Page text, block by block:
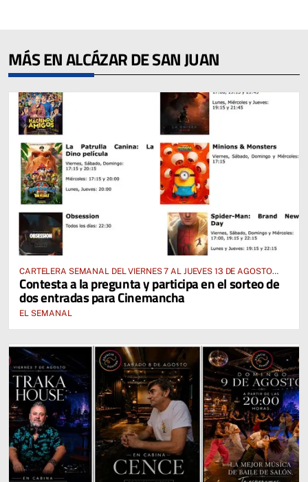
MÁS EN ALCÁZAR DE SAN JUAN
CARTELERA SEMANAL DEL VIERNES 7 AL JUEVES 13 DE AGOSTO
2026
Contesta a la pregunta y participa en el sorteo de
dos entradas para Cinemancha
EL SEMANAL